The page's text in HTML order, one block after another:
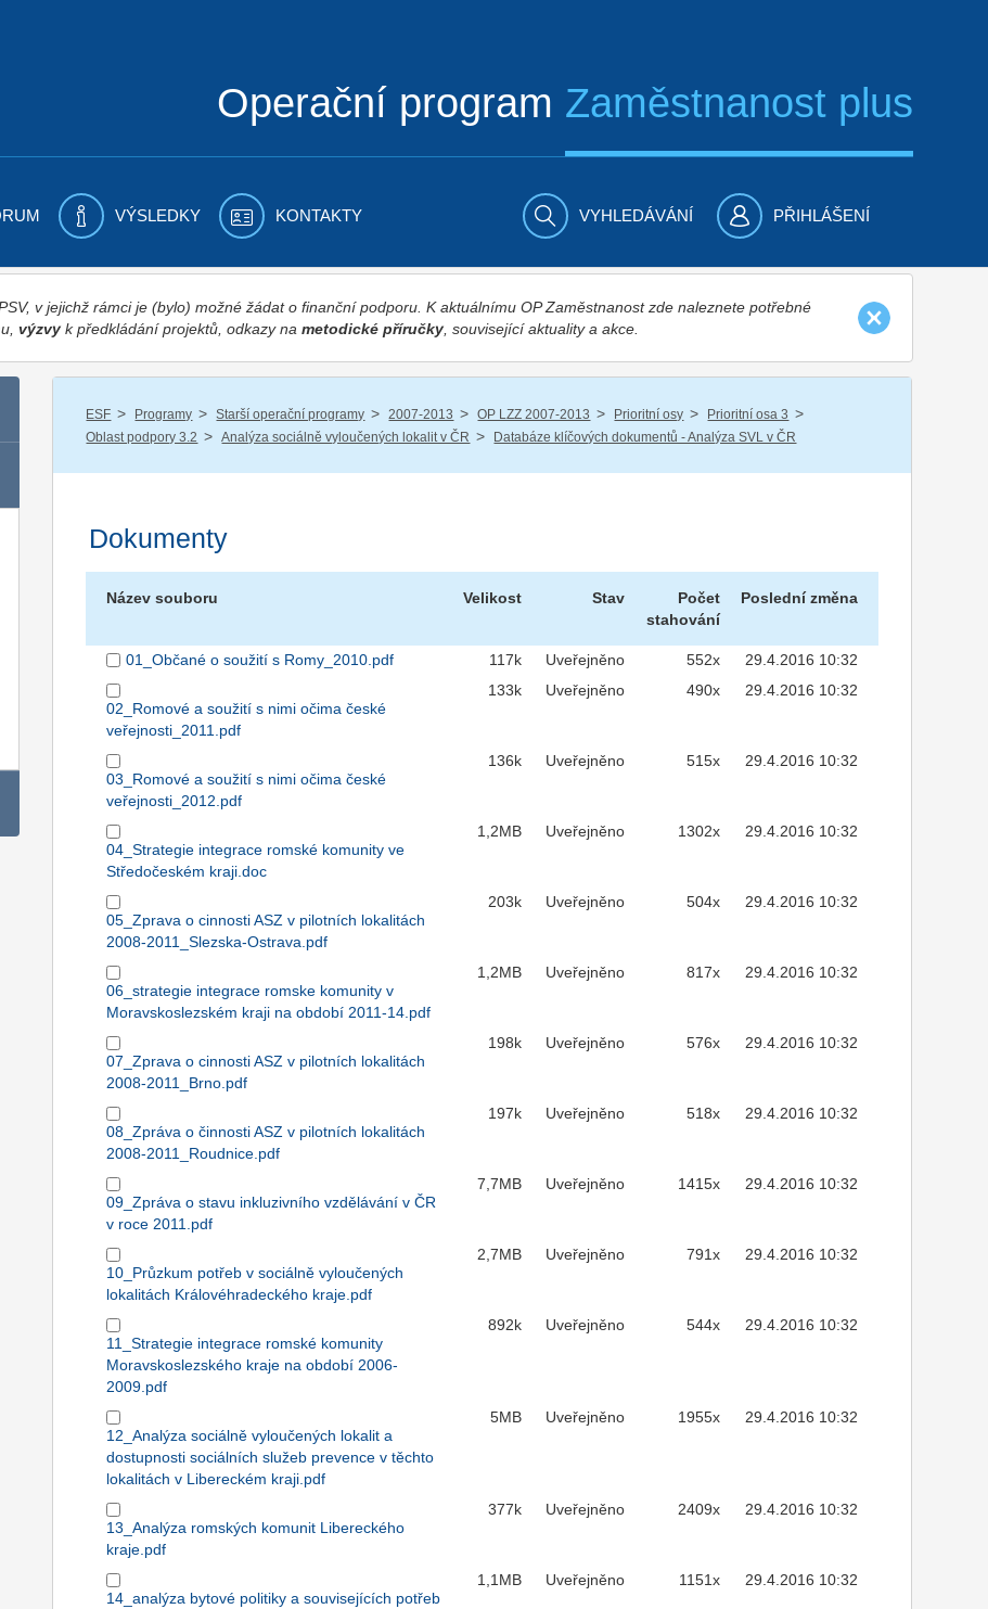
Operační program Zaměstnanost plus
VÝSLEDKY KONTAKTY VYHLEDÁVÁNÍ PŘIHLÁŠENÍ
v jejichž rámci je (bylo) možné žádat o finanční podporu. K aktuálnímu OP Zaměstnanost zde naleznete potřebné
výzvyk předkládání projektů, odkazy na metodické příručky, související aktuality a akce.
ESF / Programy / Starší operační programy / 2007-2013 / OP LZZ 2007-2013 / Prioritní osy / Prioritní osa 3 /
Oblast podpory 3.2 / Analýza sociálně vyloučených lokalit v ČR / Databáze klíčových dokumentů - Analýza SVL v ČR
Dokumenty
Název souboru Velikost Stav
Počet
stahování
Poslední změna
01_Občané o soužití s Romy_2010.pdf 117k Uveřejněno 552x 29.4.2016 10:32
02_Romové a soužití s nimi očima české
veřejnosti_2011.pdf
133k Uveřejněno 490x 29.4.2016 10:32
03_Romové a soužití s nimi očima české
veřejnosti_2012.pdf
136k Uveřejněno 515x 29.4.2016 10:32
04_Strategie integrace romské komunity ve
Středočeském kraji.doc
1,2MB Uveřejněno 1302x 29.4.2016 10:32
05_Zprava o cinnosti ASZ v pilotních lokalitách
2008-2011_Slezska-Ostrava.pdf
203k Uveřejněno 504x 29.4.2016 10:32
06_strategie integrace romske komunity v
Moravskoslezském kraji na období 2011-14.pdf
1,2MB Uveřejněno 817x 29.4.2016 10:32
07_Zprava o cinnosti ASZ v pilotních lokalitách
2008-2011_Brno.pdf
198k Uveřejněno 576x 29.4.2016 10:32
08_Zpráva o činnosti ASZ v pilotních lokalitách
2008-2011_Roudnice.pdf
197k Uveřejněno 518x 29.4.2016 10:32
09_Zpráva o stavu inkluzivního vzdělávání v ČR
v roce 2011.pdf
7,7MB Uveřejněno 1415x 29.4.2016 10:32
10_Průzkum potřeb v sociálně vyloučených
lokalitách Královéhradeckého kraje.pdf
2,7MB Uveřejněno 791x 29.4.2016 10:32
11_Strategie integrace romské komunity
Moravskoslezského kraje na období 2006-
2009.pdf
892k Uveřejněno 544x 29.4.2016 10:32
12_Analýza sociálně vyloučených lokalit a
dostupnosti sociálních služeb prevence v těchto
lokalitách v Libereckém kraji.pdf
5MB Uveřejněno 1955x 29.4.2016 10:32
13_Analýza romských komunit Libereckého
kraje.pdf
377k Uveřejněno 2409x 29.4.2016 10:32
14_analýza bytové politiky a souvisejících potřeb
1,1MB Uveřejněno 1151x 29.4.2016 10:32